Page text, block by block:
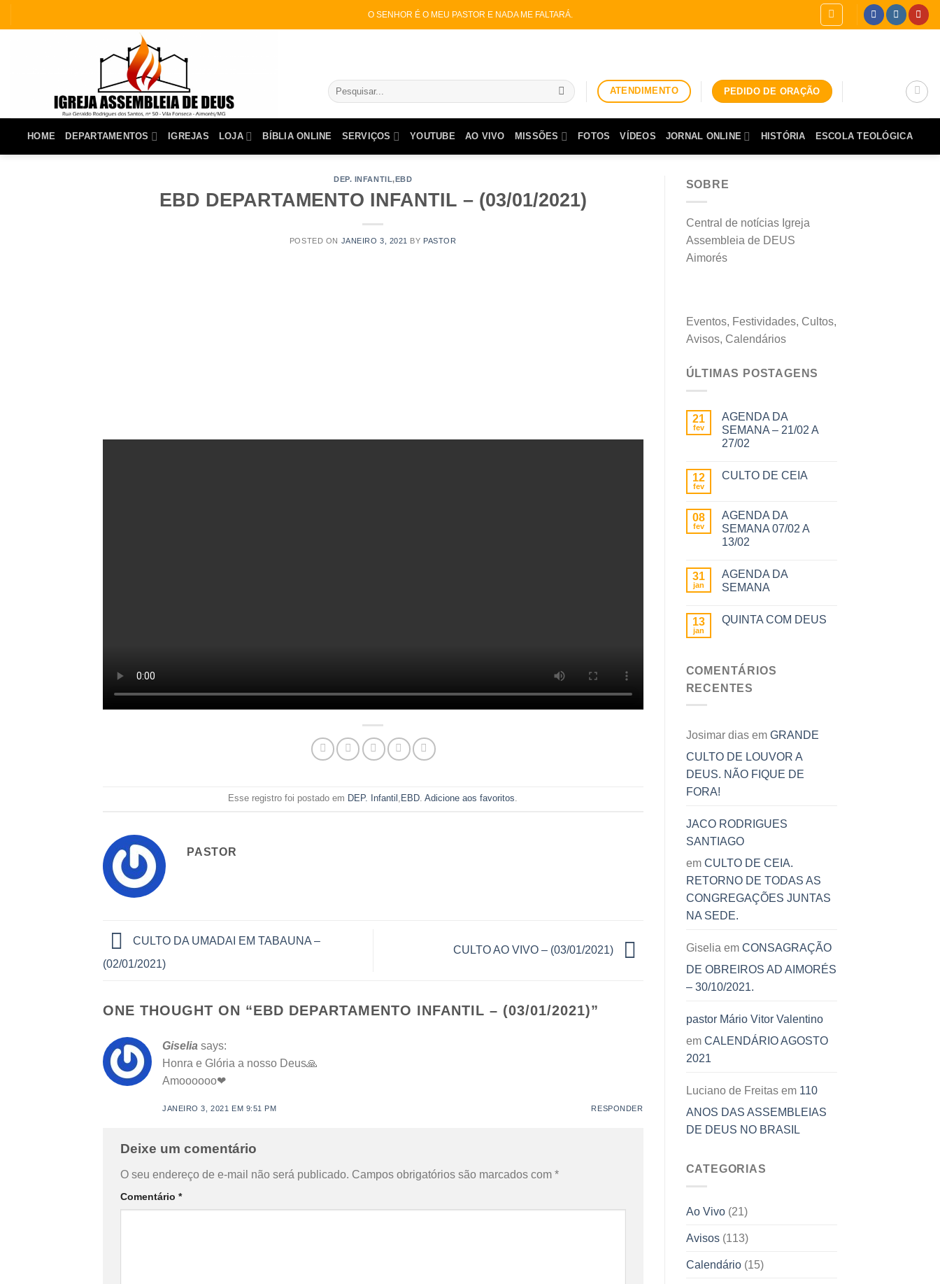
Skip
O SENHOR É O MEU PASTOR E NADA ME FALTARÁ.
Pesquisar
por:
ATENDIMENTO PEDIDO DE ORAÇÃO
HOME DEPARTAMENTOS IGREJAS LOJA BÍBLIA ONLINE SERVIÇOS YOUTUBE AO VIVO MISSÕES FOTOS VÍDEOS JORNAL ONLINE HISTÓRIA ESCOLA TEOLÓGICA
DEP. INFANTIL,EBD
EBD DEPARTAMENTO INFANTIL – (03/01/2021)
POSTED ON JANEIRO 3, 2021 BY PASTOR
Esse registro foi postado em DEP. Infantil , EBD.Adicione aos favoritos.
PASTOR
CULTO DA UMADAI EM TABAUNA –
(02/01/2021)
CULTO AO VIVO – (03/01/2021)
ONE THOUGHT ON “EBD DEPARTAMENTO INFANTIL – (03/01/2021)”
Giselia says:
Honra e Glória a nosso Deus🙏
Amoooooo❤
JANEIRO 3, 2021 EM 9:51 PM RESPONDER
Deixe um comentário
O seu endereço de e-mail não será publicado. Campos obrigatórios são marcados com *
Comentário *
SOBRE
Central de notícias Igreja
Assembleia de DEUS
Aimorés
Eventos, Festividades, Cultos,
Avisos, Calendários
ÚLTIMAS POSTAGENS
21
fev
AGENDA DA
SEMANA – 21/02 A
27/02
12
fev
CULTO DE CEIA
08
fev
AGENDA DA
SEMANA 07/02 A
13/02
31
jan
AGENDA DA
SEMANA
13
jan
QUINTA COM DEUS
COMENTÁRIOS
RECENTES
Josimar diasem GRANDE
CULTO DE LOUVOR A
DEUS. NÃO FIQUE DE
FORA!
JACO RODRIGUES
SANTIAGO
em CULTO DE CEIA.
RETORNO DE TODAS AS
CONGREGAÇÕES JUNTAS
NA SEDE.
Giselia em CONSAGRAÇÃO
DE OBREIROS AD AIMORÉS
– 30/10/2021.
pastor Mário Vitor Valentino
em CALENDÁRIO AGOSTO
2021
Luciano de Freitasem 110
ANOS DAS ASSEMBLEIAS
DE DEUS NO BRASIL
CATEGORIAS
Ao Vivo(21)
Avisos(113)
Calendário(15)